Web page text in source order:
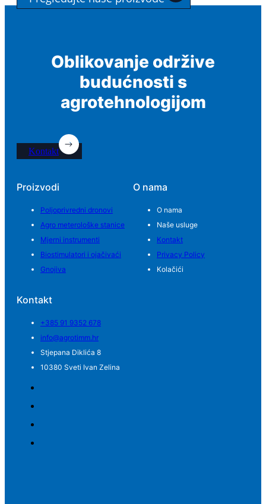
Oblikovanje održive
budućnosti s
agrotehnologijom
Kontakt
Proizvodi
Poljoprivredni dronovi
Agro meterološke stanice
Mjerni instrumenti
Biostimulatori i ojačivaći
Gnojiva
O nama
O nama
Naše usluge
Kontakt
Privacy Policy
Kolačići
Kontakt
+385 91 9352 678
info@agrotimm.hr
Stjepana Diklića 8
10380 Sveti Ivan Zelina